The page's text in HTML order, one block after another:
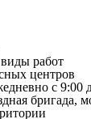
виды работ
центров
с 9:00
бригада,